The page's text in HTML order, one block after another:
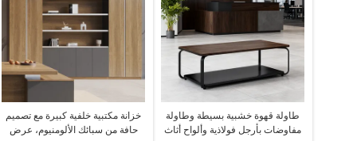
طاولة قهوة خشبية بسيطة وطاولة
مفاوضات بأرجل فولاذية وألواح أثاث
خزانة مكتبية خلفية كبيرة مع تصميم
حافة من سبائك الألومنيوم، عرض